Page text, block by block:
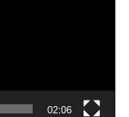
02:06